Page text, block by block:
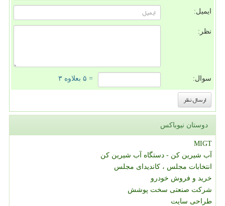
ایمیل:
نظر:
سوال: = ۵ بعلاوه ۳
دوستان نیوباکس
MIGT
آب شیرین کن - دستگاه آب شیرین کن
انتخابات مجلس ، کاندیدای مجلس
خرید و فروش خودرو
شرکت صنعتی سخت پوشش
طراحی سایت